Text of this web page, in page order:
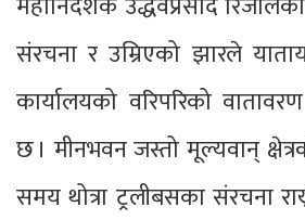
संरचना र उम्रिएको झारले
कार्यालयको वरिपरिको
छ । मीनभवन जस्तो मूल्यवान्
समय थोत्रा ट्रलीबसका संरचना